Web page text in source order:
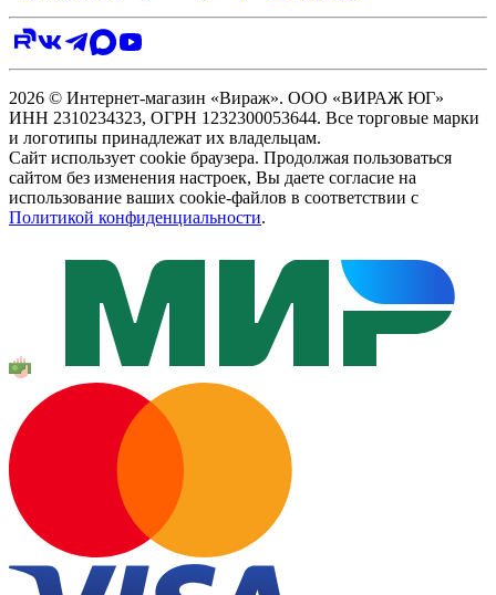
2026 © Интернет-магазин «Вираж». ООО «ВИРАЖ ЮГ»
ИНН 2310234323, ОГРН 1232300053644. Все торговые марки
и логотипы принадлежат их владельцам.
Сайт использует cookie браузера. Продолжая пользоваться
сайтом без изменения настроек, Вы даете согласие на
использование ваших cookie-файлов в соответствии с
Политикой конфиденциальности.